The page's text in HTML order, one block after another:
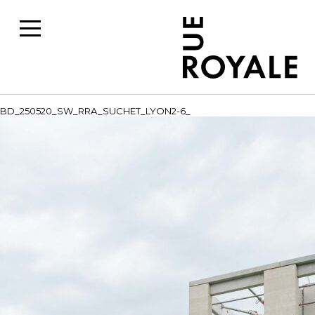
BD_250520_SW_RRA_SUCHET_LYON2-6_